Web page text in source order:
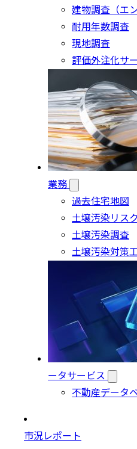
建物調査（エ
耐用年数調査
現地調査
評価外注化サ
業務
過去住宅地図
土壌汚染リス
土壌汚染調査
土壌汚染対策
ータサービス
不動産データ
市況レポート